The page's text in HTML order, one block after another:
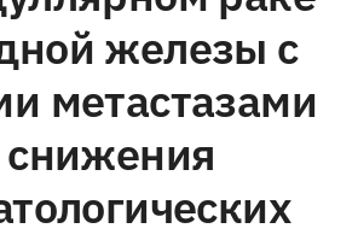
железы с
метастазами